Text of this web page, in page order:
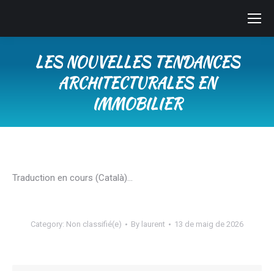
LES NOUVELLES TENDANCES
ARCHITECTURALES EN
IMMOBILIER
Traduction en cours (Català)…
Category: Non classifié(e) By laurent 13 de maig de 2026